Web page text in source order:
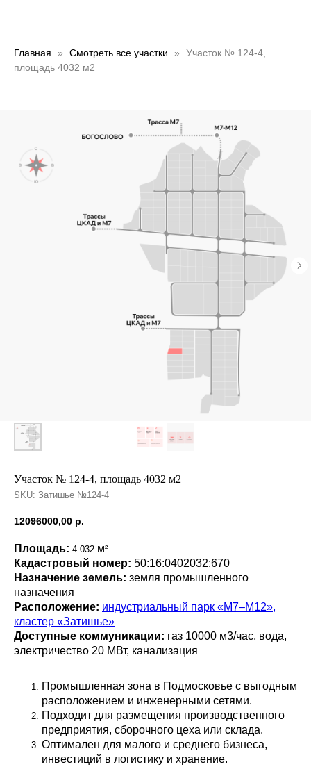
Главная Смотреть все участки
Участок № 124-4,
площадь 4032 м2
Участок № 124-4, площадь 4032 м2
SKU: Затишье №124-4
12096000,00 р.
Площадь: 4 032 м²
Кадастровый номер: 50:16:0402032:670
Назначение земель: земля промышленного
назначения
Расположение: индустриальный парк «М7–М12»,
кластер «Затишье»
Доступные коммуникации: газ 10000 м3/час, вода,
электричество 20 МВт, канализация
Промышленная зона в Подмосковье с выгодным
расположением и инженерными сетями.
Подходит для размещения производственного
предприятия, сборочного цеха или склада.
Оптимален для малого и среднего бизнеса,
инвестиций в логистику и хранение.